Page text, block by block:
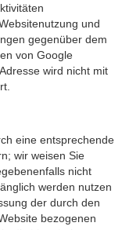
und
gegenüber dem
von Google
wird nicht mit
eine entsprechende
wir weisen Sie
nicht
werden nutzen
der durch den
bezogenen